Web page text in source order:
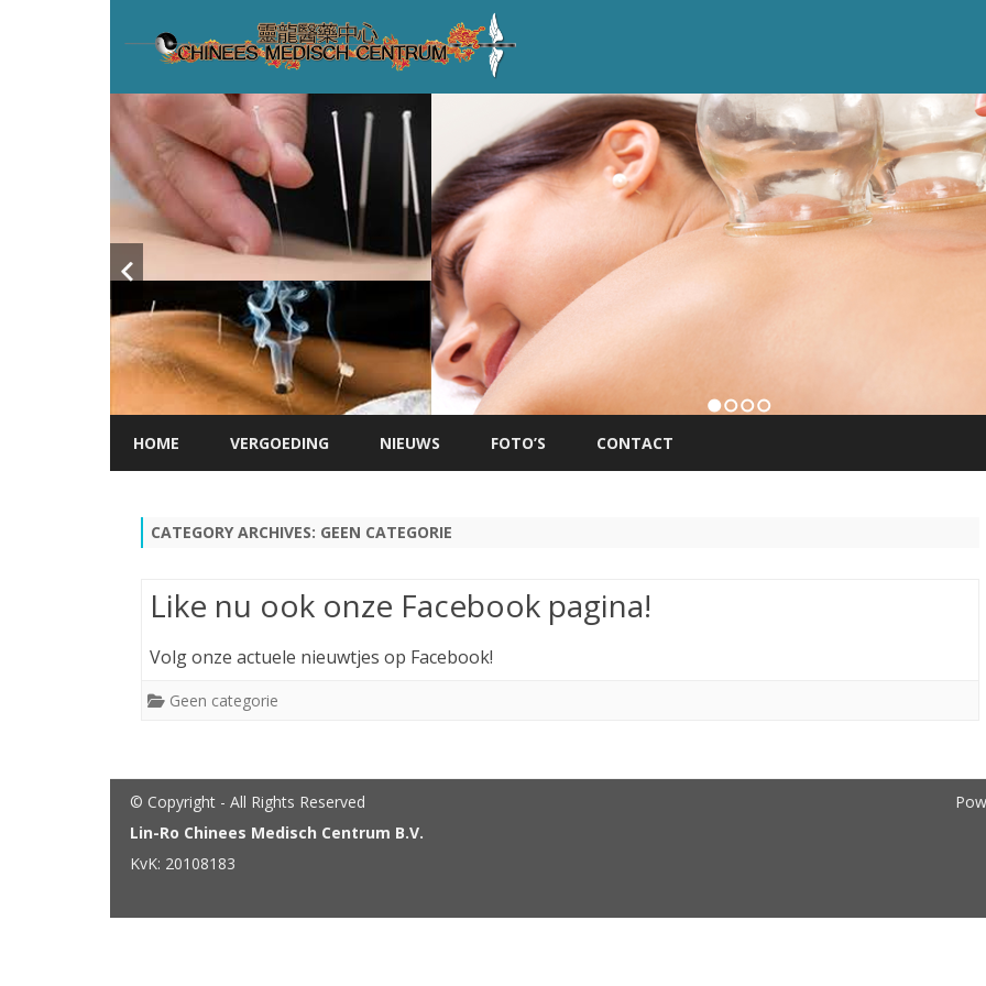
1 2 3 4
HOME VERGOEDING NIEUWS FOTO’S CONTACT
CATEGORY ARCHIVES: GEEN CATEGORIE
Like nu ook onze Facebook pagina!
Volg onze actuele nieuwtjes op Facebook!
Geen categorie
© Copyright - All Rights Reserved
Lin-Ro Chinees Medisch Centrum B.V.
KvK: 20108183